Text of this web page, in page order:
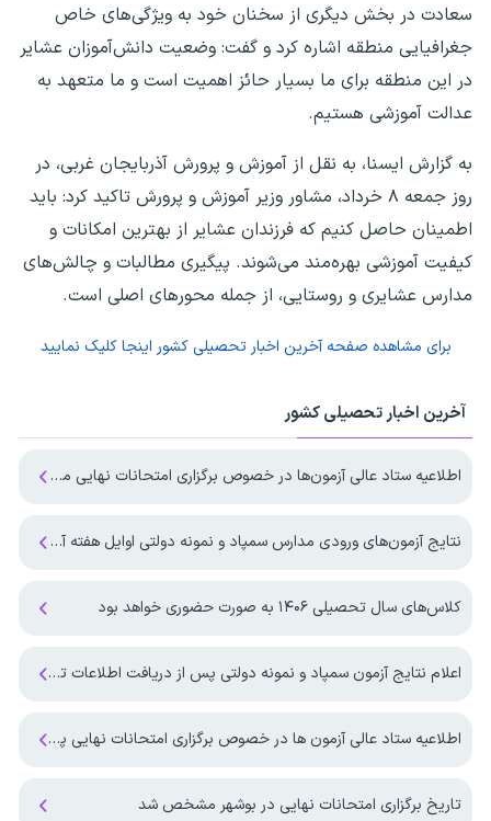
سعادت در بخش دیگری از سخنان خود به ویژگی‌های خاص
جغرافیایی منطقه اشاره کرد و گفت: وضعیت دانش‌آموزان عشایر
در این منطقه برای ما بسیار حائز اهمیت است و ما متعهد به
عدالت آموزشی هستیم.
به گزارش ایسنا، به نقل از آموزش و پرورش آذربایجان غربی، در
روز جمعه ۸ خرداد، مشاور وزیر آموزش و پرورش تاکید کرد: باید
اطمینان حاصل کنیم که فرزندان عشایر از بهترین امکانات و
کیفیت آموزشی بهره‌مند می‌شوند. پیگیری مطالبات و چالش‌های
مدارس عشایری و روستایی، از جمله محورهای اصلی است.
برای مشاهده صفحه آخرین اخبار تحصیلی کشور اینجا کلیک نمایید
آخرین اخبار تحصیلی کشور
اطلاعیه ستاد عالی آزمون‌ها در خصوص برگزاری امتحانات نهایی معوق در چهار استان جنوبی کشور
نتایج آزمون‌های ورودی مدارس سمپاد و نمونه دولتی اوایل هفته آینده منتشر می‌شود
کلاس‌های سال تحصیلی ۱۴۰۶ به صورت حضوری خواهد بود
اعلام نتایج آزمون سمپاد و نمونه دولتی پس از دریافت اطلاعات تکمیلی از وزارت آموزش و پرورش
اطلاعیه ستاد عالی آزمون ها در خصوص برگزاری امتحانات نهایی پایه یازدهم و پایه دوازدهم
تاریخ برگزاری امتحانات نهایی در بوشهر مشخص شد